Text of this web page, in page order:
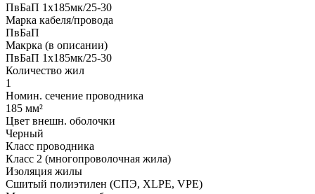
ПвБаП 1х185мк/25-30
Марка кабеля/провода
ПвБаП
Макрка (в описании)
ПвБаП 1х185мк/25-30
Количество жил
1
Номин. сечение проводника
185 мм²
Цвет внешн. оболочки
Черный
Класс проводника
Класс 2 (многопроволочная жила)
Изоляция жилы
Сшитый полиэтилен (СПЭ, XLPE, VPE)